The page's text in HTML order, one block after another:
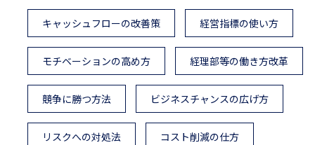
キャッシュフローの改善策 経営指標の使い方
モチベーションの高め方 経理部等の働き方改革
競争に勝つ方法 ビジネスチャンスの広げ方
リスクへの対処法 コスト削減の仕方